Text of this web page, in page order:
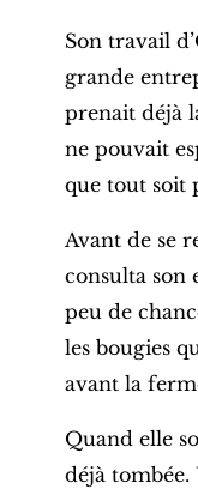
Son travail
grande
prenait déjà
ne pouvait
que tout soit
Avant de se
consulta son
peu de
les bougies
avant la
Quand elle
déjà